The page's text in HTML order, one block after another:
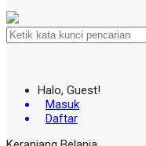
Halo, Guest!
Masuk
Daftar